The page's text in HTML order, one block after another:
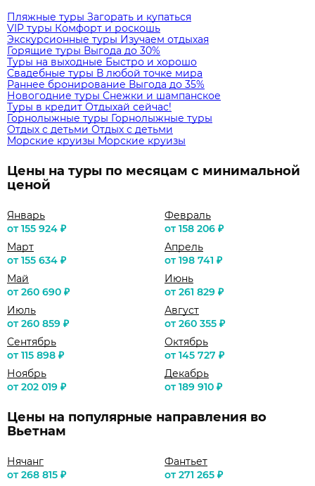
Пляжные туры Загорать и купаться
VIP туры Комфорт и роскошь
Экскурсионные туры Изучаем отдыхая
Горящие туры Выгода до 30%
Туры на выходные Быстро и хорошо
Свадебные туры В любой точке мира
Раннее бронирование Выгода до 35%
Новогодние туры Снежки и шампанское
Туры в кредит Отдыхай сейчас!
Горнолыжные туры Горнолыжные туры
Отдых с детьми Отдых с детьми
Морские круизы Морские круизы
Цены на туры по месяцам с минимальной
ценой
Январь
от 155 924 ₽
Февраль
от 158 206 ₽
Март
от 155 634 ₽
Апрель
от 198 741 ₽
Май
от 260 690 ₽
Июнь
от 261 829 ₽
Июль
от 260 859 ₽
Август
от 260 355 ₽
Сентябрь
от 115 898 ₽
Октябрь
от 145 727 ₽
Ноябрь
от 202 019 ₽
Декабрь
от 189 910 ₽
Цены на популярные направления во
Вьетнам
Нячанг
от 268 815 ₽
Фантьет
от 271 265 ₽